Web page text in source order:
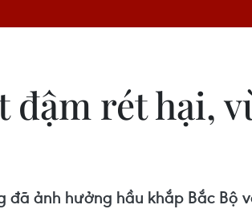
đậm rét hại,
ảnh hưởng hầu khắp Bắc Bộ